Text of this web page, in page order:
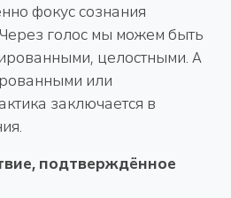
фокус сознания
голос мы можем быть
целостными. А
или
заключается в
подтверждённое